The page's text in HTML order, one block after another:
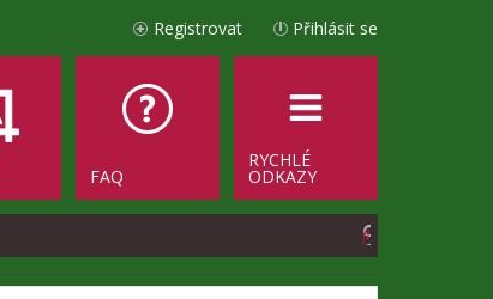
Přihlásit se
Registrovat
RYCHLÉ
ODKAZY
FAQ
H